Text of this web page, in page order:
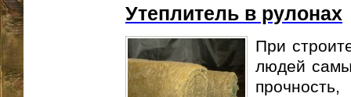
Утеплитель в рулонах
При
людей